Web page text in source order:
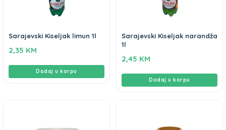
Sarajevski Kiseljak limun 1l
2,35 KM
Dodaj u korpu
Sarajevski Kiseljak narandža
1l
2,45 KM
Dodaj u korpu